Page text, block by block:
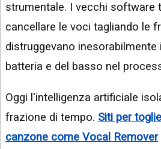
strumentale. I vecchi software
cancellare le voci tagliando le
distruggevano inesorabilmente
batteria e del basso nel
Oggi l'intelligenza artificiale
frazione di tempo. Siti per
canzone come Vocal Remover